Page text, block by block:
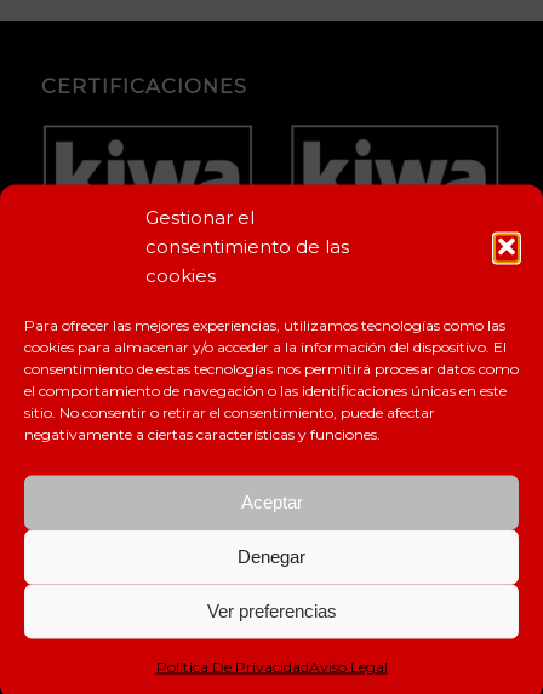
Gestionar el
consentimiento de las
cookies
Para ofrecer las mejores experiencias, utilizamos tecnologías como las
cookies para almacenar y/o acceder a la información del dispositivo. El
consentimiento de estas tecnologías nos permitirá procesar datos como
el comportamiento de navegación o las identificaciones únicas en este
sitio. No consentir o retirar el consentimiento, puede afectar
negativamente a ciertas características y funciones.
Aceptar
Denegar
Ver preferencias
Política De PrivacidadAviso Legal
CERTIFICACIONES
DÓNDE ESTAMOS
Milladoiro, Ames